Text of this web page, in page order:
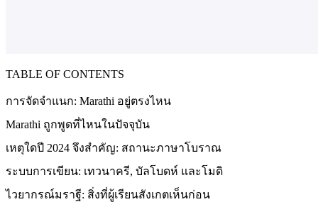
TABLE OF CONTENTS
การจัดจำแนก: Marathi อยู่ตรงไหน
Marathi ถูกพูดที่ไหนในปัจจุบัน
เหตุใดปี 2024 จึงสำคัญ: สถานะภาษาโบราณ
ระบบการเขียน: เทวนาครี, บัลโบดห์ และโมดิ
ไวยากรณ์มราฐี: สิ่งที่ผู้เรียนสังเกตเห็นก่อน